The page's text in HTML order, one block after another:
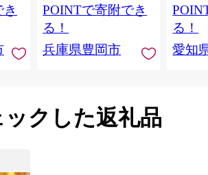
子
合わせ ホワイトデー
お返し 冷凍 手作り 化
粧箱入り ギフト TAS
BAKE
POINTで寄附でき
る！
兵庫県豊岡市
る！
愛知
クした返礼品